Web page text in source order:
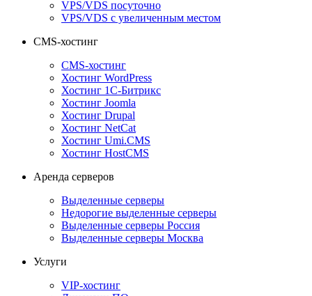
VPS/VDS посуточно
VPS/VDS с увеличенным местом
CMS-хостинг
CMS-хостинг
Хостинг WordPress
Хостинг 1С-Битрикс
Хостинг Joomla
Хостинг Drupal
Хостинг NetCat
Хостинг Umi.CMS
Хостинг HostCMS
Аренда серверов
Выделенные серверы
Недорогие выделенные серверы
Выделенные серверы Россия
Выделенные серверы Москва
Услуги
VIP-хостинг